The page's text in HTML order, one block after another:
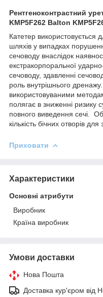
Рентгеноконтрастний
KMP5F262 Balton
Катетер використовується
шляхів у випадках
сечоводу внаслідок
екстракорпоральної ударно-
сечоводу, здавленні
роль внутрішнього
використовуваними
полягає в зниженні ризику
повного виведення сечі.
кількість бічних отворів
Приховати
Характеристики
Основні атрибути
Виробник
Країна виробник
Умови доставки
Нова Пошта
Доставка кур'єром від